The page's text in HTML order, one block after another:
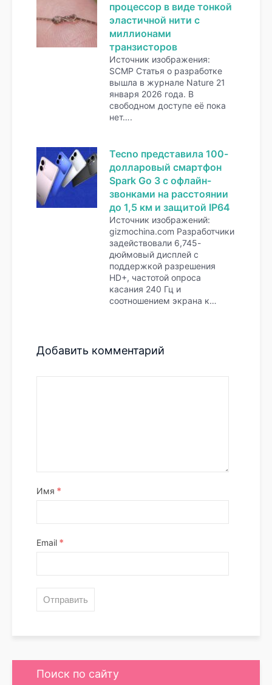
процессор в виде тонкой
эластичной нити с
миллионами
транзисторов
Источник изображения:
SCMP Статья о разработке
вышла в журнале Nature 21
января 2026 года. В
свободном доступе её пока
нет….
Tecno представила 100-
долларовый смартфон
Spark Go 3 с офлайн-
звонками на расстоянии
до 1,5 км и защитой IP64
Источник изображений:
gizmochina.com Разработчики
задействовали 6,745-
дюймовый дисплей с
поддержкой разрешения
HD+, частотой опроса
касания 240 Гц и
соотношением экрана к…
Добавить комментарий
Имя *
Email *
Поиск по сайту